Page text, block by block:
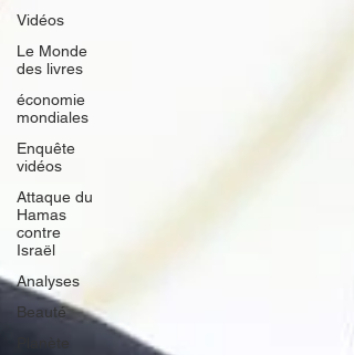
Vidéos
Le Monde
des livres
économie
mondiales
Enquête
vidéos
Attaque du
Hamas
contre
Israël
Analyses
Beauté
Planète